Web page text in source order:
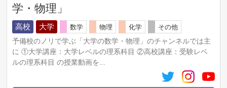
学・物理」
高校 大学 数学 物理 化学
その他
予備校のノリで学ぶ「大学の数学・物理」のチャンネルでは主
に ①大学講座：大学レベルの理系科目 ②高校講座：受験レベ
ルの理系科目 の授業動画を...